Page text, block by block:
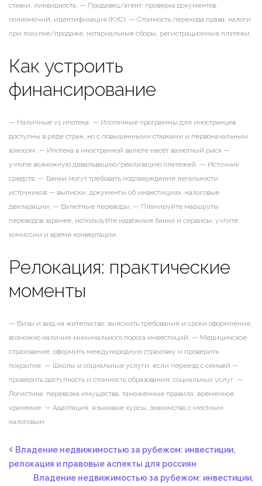
ставки, ликвидность. — Продавец/агент: проверка документов,
полномочий, идентификация (KYC). — Стоимость перехода права: налоги
при покупке/продаже, нотариальные сборы, регистрационные платежи.
Как устроить
финансирование
— Наличные vs ипотека: — Ипотечные программы для иностранцев
доступны в ряде стран, но с повышенными ставками и первоначальным
взносом. — Ипотека в иностранной валюте несёт валютный риск —
учтите возможную девальвацию/реализацию платежей. — Источник
средств: — Банки могут требовать подтверждение легальности
источников — выписки, документы об инвестициях, налоговые
декларации. — Валютные переводы: — Планируйте маршруты
переводов заранее, используйте надёжные банки и сервисы, учтите
комиссии и время конвертации.
Релокация: практические
моменты
— Визы и вид на жительство: выяснить требования и сроки оформления,
возможно наличие минимального порога инвестиций. — Медицинское
страхование: оформить международную страховку и проверить
покрытие. — Школы и социальные услуги: если переезд с семьёй —
проверить доступность и стоимость образования, социальных услуг. —
Логистика: перевозка имущества, таможенные правила, временное
хранение. — Адаптация: языковые курсы, знакомство с местным
налоговым
Владение недвижимостью за рубежом: инвестиции,
релокация и правовые аспекты для россиян
Владение недвижимостью за рубежом: инвестиции,